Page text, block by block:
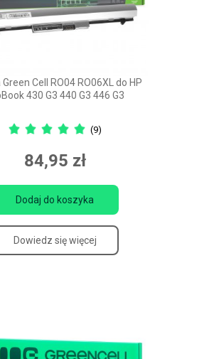
Cell RO04 RO06XL do HP
430 G3 440 G3 446 G3
(9)
84,95 zł
Dodaj do koszyka
Dowiedz się więcej